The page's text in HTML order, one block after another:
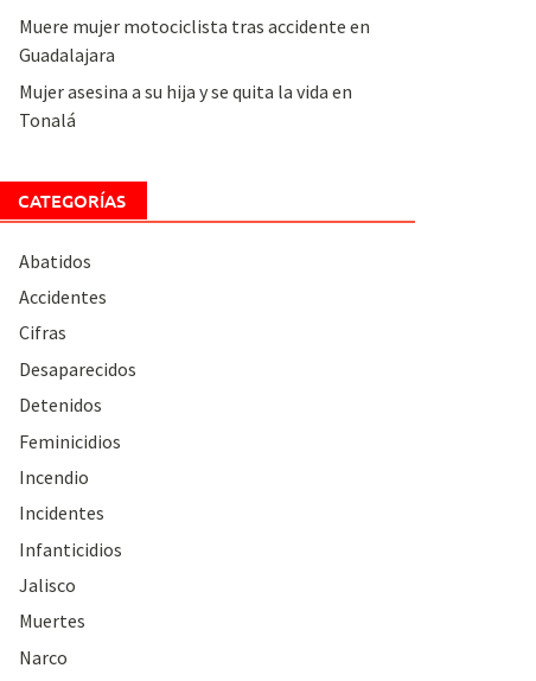
Muere mujer motociclista tras accidente en
Guadalajara
Mujer asesina a su hija y se quita la vida en
Tonalá
CATEGORÍAS
Abatidos
Accidentes
Cifras
Desaparecidos
Detenidos
Feminicidios
Incendio
Incidentes
Infanticidios
Jalisco
Muertes
Narco